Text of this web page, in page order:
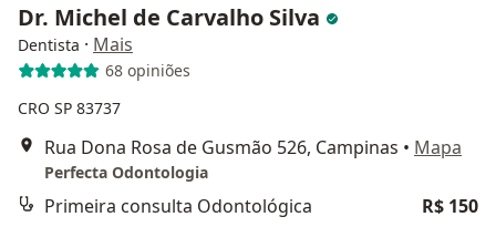
Dr. Michel de Carvalho Silva
Dentista · Mais
68 opiniões
CRO SP 83737
Rua Dona Rosa de Gusmão 526, Campinas • Mapa
Perfecta Odontologia
Primeira consulta Odontológica
R$ 150